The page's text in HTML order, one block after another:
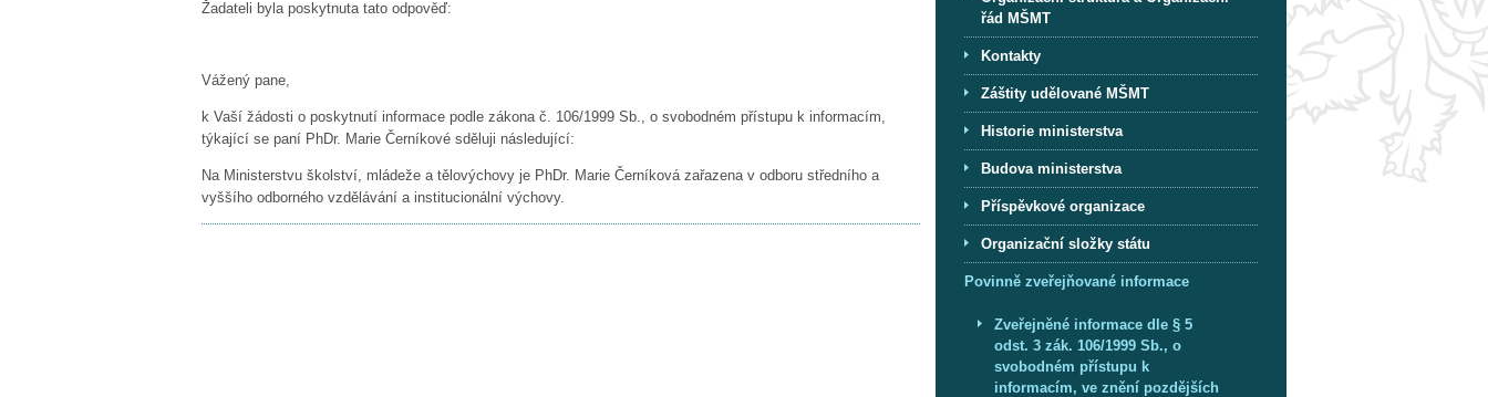
Žadateli byla poskytnuta tato odpověď:
Vážený pane,
k Vaší žádosti o poskytnutí informace podle zákona č. 106/1999 Sb., o svobodném přístupu k informacím,
týkající se paní PhDr. Marie Černíkové sděluji následující:
Na Ministerstvu školství, mládeže a tělovýchovy je PhDr. Marie Černíková zařazena v odboru středního a
vyššího odborného vzdělávání a institucionální výchovy.
řád MŠMT
Kontakty
Záštity udělované MŠMT
Historie ministerstva
Budova ministerstva
Příspěvkové organizace
Organizační složky státu
Povinně zveřejňované informace
Zveřejněné informace dle § 5
odst. 3 zák. 106/1999 Sb., o
svobodném přístupu k
informacím, ve znění pozdějších